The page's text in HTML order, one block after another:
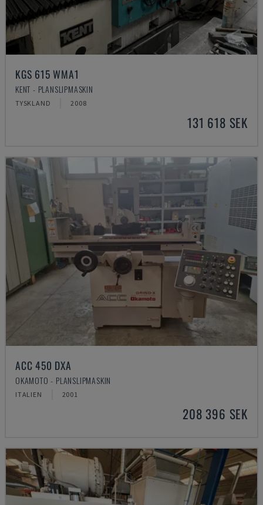
KGS 615 WMA1
KENT - PLANSLIPMASKIN
TYSKLAND 2008
131 618 SEK
ACC 450 DXA
OKAMOTO - PLANSLIPMASKIN
ITALIEN 2001
208 396 SEK